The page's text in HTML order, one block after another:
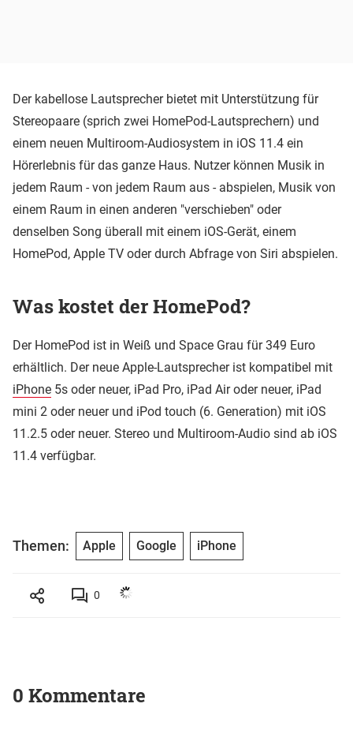
Der kabellose Lautsprecher bietet mit Unterstützung für
Stereopaare (sprich zwei HomePod-Lautsprechern) und
einem neuen Multiroom-Audiosystem in iOS 11.4 ein
Hörerlebnis für das ganze Haus. Nutzer können Musik in
jedem Raum - von jedem Raum aus - abspielen, Musik von
einem Raum in einen anderen "verschieben" oder
denselben Song überall mit einem iOS-Gerät, einem
HomePod, Apple TV oder durch Abfrage von Siri abspielen.
Was kostet der HomePod?
Der HomePod ist in Weiß und Space Grau für 349 Euro
erhältlich. Der neue Apple-Lautsprecher ist kompatibel mit
iPhone 5s oder neuer, iPad Pro, iPad Air oder neuer, iPad
mini 2 oder neuer und iPod touch (6. Generation) mit iOS
11.2.5 oder neuer. Stereo und Multiroom-Audio sind ab iOS
11.4 verfügbar.
Themen: Apple Google iPhone
0
0 Kommentare